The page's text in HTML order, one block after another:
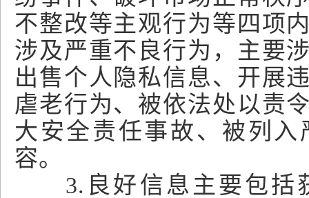
不整改等主观行为等四项
涉及严重不良行为，主要
出售个人隐私信息、开展
虐老行为、被依法处以责
大安全责任事故、被列
容。
3.良好信息主要包括